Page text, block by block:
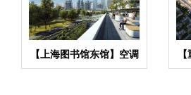
【上海图书馆东馆】空调
与通风减振器合同